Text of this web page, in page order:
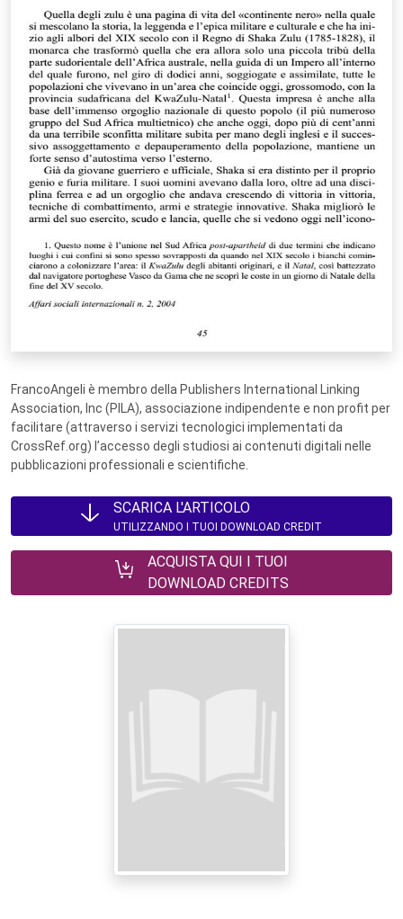
FrancoAngeli è membro della Publishers International Linking
Association, Inc (PILA), associazione indipendente e non profit per
facilitare (attraverso i servizi tecnologici implementati da
CrossRef.org) l’accesso degli studiosi ai contenuti digitali nelle
pubblicazioni professionali e scientifiche.
SCARICA L'ARTICOLO
UTILIZZANDO I TUOI DOWNLOAD CREDIT
ACQUISTA QUI I TUOI
DOWNLOAD CREDITS